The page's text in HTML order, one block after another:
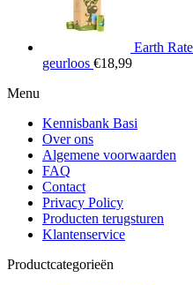
Earth
geurloos €18,99
Menu
Kennisbank Basi
Over ons
Algemene voorwaarden
FAQ
Contact
Privacy Policy
Producten terugsturen
Klantenservice
Productcategorieën